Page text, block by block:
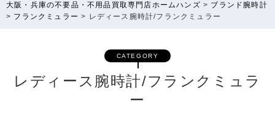
大阪・兵庫の不要品・不用品買取専門店ホームハンズ > ブランド腕時計
> フランクミュラー > レディース腕時計/フランクミュラー
CATEGORY
レディース腕時計/フランクミュラ
ー